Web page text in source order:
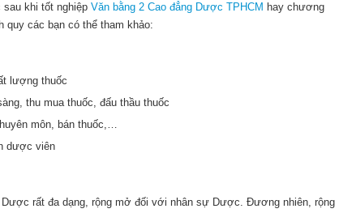
khi tốt nghiệp Văn bằng 2 Cao đẳng Dược TPHCM hay chương
quy các bạn có thể tham khảo:
lượng thuốc
thu mua thuốc, đấu thầu thuốc
môn, bán thuốc,…
dược viên
rất đa dạng, rộng mở đối với nhân sự Dược. Đương nhiên, rộng